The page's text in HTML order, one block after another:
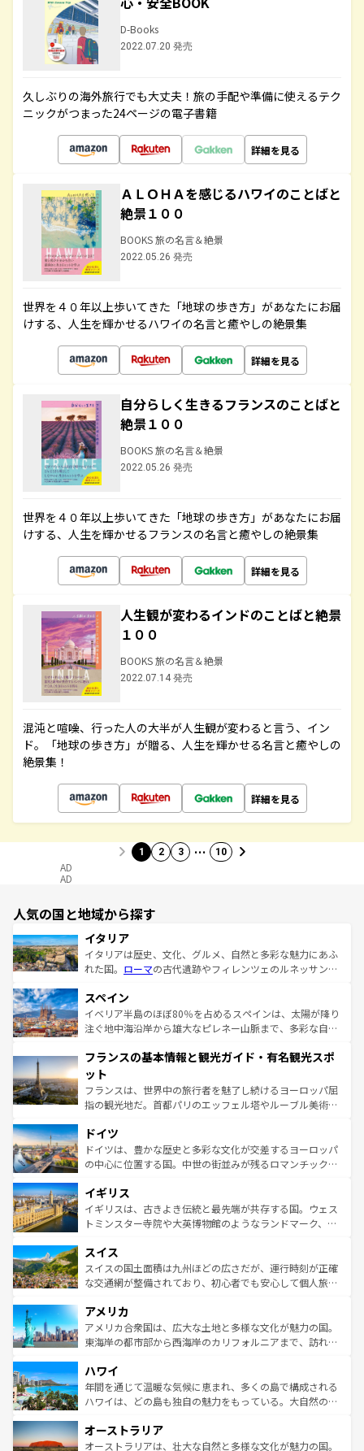
D-Books
2022.07.20 発売
久しぶりの海外旅行でも大丈夫！旅の手配や準備に使えるテク
ニックがつまった24ページの電子書籍
詳細を見る
ＡＬＯＨＡを感じるハワイのことばと
絶景１００
BOOKS 旅の名言＆絶景
2022.05.26 発売
世界を４０年以上歩いてきた「地球の歩き方」があなたにお届
けする、人生を輝かせるハワイの名言と癒やしの絶景集
詳細を見る
自分らしく生きるフランスのことばと
絶景１００
BOOKS 旅の名言＆絶景
2022.05.26 発売
世界を４０年以上歩いてきた「地球の歩き方」があなたにお届
けする、人生を輝かせるフランスの名言と癒やしの絶景集
詳細を見る
人生観が変わるインドのことばと絶景
１００
BOOKS 旅の名言＆絶景
2022.07.14 発売
混沌と喧噪、行った人の大半が人生観が変わると言う、イン
ド。「地球の歩き方」が贈る、人生を輝かせる名言と癒やしの
絶景集！
詳細を見る
1 2 3 … 10
AD
AD
人気の国と地域から探す
イタリア
イタリアは歴史、文化、グルメ、自然と多彩な魅力にあふ
れた国。 ローマの古代遺跡やフィレンツェのルネッサンス
ろん、トスカーナの美しい田園風景やアマルフィ海岸の絶
景など、自然景観も見逃せない。観光の合間には、本場の
ピザやパスタなど、絶品のイタリア料理を堪能することも
ませてくれるイタリアで、忘れられない旅をしてみよう！
なお、新着のイタリア情報は
しい。
スペイン
イベリア半島のほぼ80％を占めるスペインは、太陽が降り
注ぐ地中海沿岸から雄大なピレネー山脈まで、多彩な自然
文化が根付くこの国では、情熱的なフラメンコ、熱気あふ
れる闘牛、そして美味しいタパスが生活の一部となってい
る。首都マドリードの洗練された雰囲気や、バルセロナの
アートに溢れた街角から、地方では古代ローマ遺跡や中世
せる。地方によって風土や気候が異なるスペインはその個
性で訪れる人を魅了する。 なお、新着のスペイン情報は コ
ンテンツ一覧を参照してほしい。
フランスの基本情報と観光ガイド・有名観光スポ
ット
フランスは、世界中の旅行者を魅了し続けるヨーロッパ屈
指の観光地だ。首都パリのエッフェル塔やルーブル美術館
で、幅広い魅力が詰まっている。華麗な宮殿、歴史的な大
聖堂、美しいビーチ、そして豊かな自然が、訪れる者を心
から魅了する。また、フランスは美食の国としても知ら
いる。シャンパンの発祥地であるランス、プロヴァンスの
香り高いラベンダー畑など、多彩な楽しみ方が可能だ。さ
らに、パリ以外の地域にも魅力が溢れており、どの街角に
れる地方に足を運ぶとそれぞれで全く異なる文化を体験で
きるだろう。 なお、新着のフランス情報はコンテンツ一覧
を参照してほしい。
ドイツ
ドイツは、豊かな歴史と多彩な文化が交差するヨーロッパ
の中心に位置する国。中世の街並みが残るロマンチック街
顔を持つこの国は、どこを歩いても飽きることがない。ベ
ルリンの文化的活気、バイエルン州のアルプスの絶景、そ
してライン川沿いのワイン畑といった風景は必見。ビール
は、お酒好きな人にはぜひ体験してほしい。 なお、新着の
ドイツ情報はコンテンツ一覧を参照してほしい。
イギリス
イギリスは、古きよき伝統と最先端が共存する国。ウェス
トミンスター寺院や大英博物館のようなランドマーク、歴
リアごとに異なる魅力がある。また、優雅なアフタヌーン
ティー、ビール好きにはたまらない英国パブ、サッカー観
戦など、本場だからこそできる体験も豊富。イギリスを旅
ンツ一覧を参照してほしい。
スイス
スイスの国土面積は九州ほどの広さだが、運行時刻が正確
な交通網が整備されており、初心者でも安心して個人旅行
の建物がそのまま残る町や、スイスならではのユニークな
博物館もあり、アルプス観光だけでなく町歩きも満喫する
ことができる。国民の所得が高いため物価も高いが、旅行
ば市内交通費無料で観光を楽しむこともできる。 なお、新
着のスイス情報はコンテンツ一覧 を参照してほしい。
アメリカ
アメリカ合衆国は、広大な土地と多様な文化が魅力の国。
東海岸の都市部から西海岸のカリフォルニアまで、訪れる
のような巨大都市は、観光、ショッピング、エンターテイ
ンメントが詰まった刺激的なスポットだ。一方、アメリカ
西部には大自然が広がり、グランドキャニオンやイエロー
部のニューオーリンズでは、音楽と美食が融合した独特の
文化が魅力。旅行者はアメリカの各地域で異なる魅力を楽
ハワイ
年間を通じて温暖な気候に恵まれ、多くの島で構成される
ハワイは、どの島も独自の魅力をもっている。大自然の神
ワイ島は見逃せない。また、定番の観光地といえばオアフ
島だが、静かな自然を求めるならマウイ島やカウアイ島が
オーストラリア
オーストラリアは、壮大な自然と多様な文化が魅力の国。